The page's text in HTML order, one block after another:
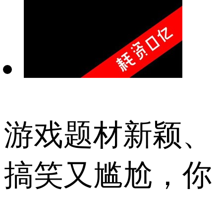
游戏题材新颖、
搞笑又尴尬，你